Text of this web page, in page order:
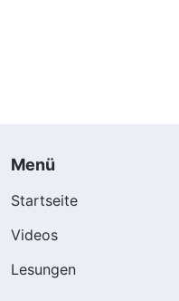
Menü
Startseite
Videos
Lesungen